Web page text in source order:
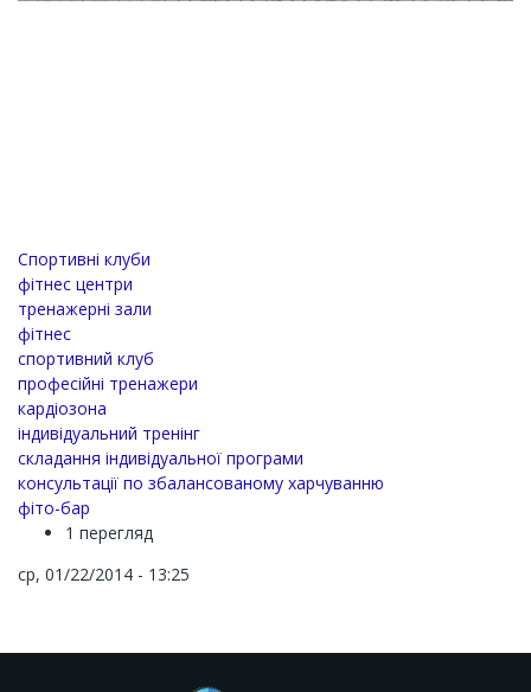
Спортивні клуби
фітнес центри
тренажерні зали
фітнес
спортивний клуб
професійні тренажери
кардіозона
індивідуальний тренінг
складання індивідуальної програми
консультації по збалансованому харчуванню
фіто-бар
1 перегляд
ср, 01/22/2014 - 13:25